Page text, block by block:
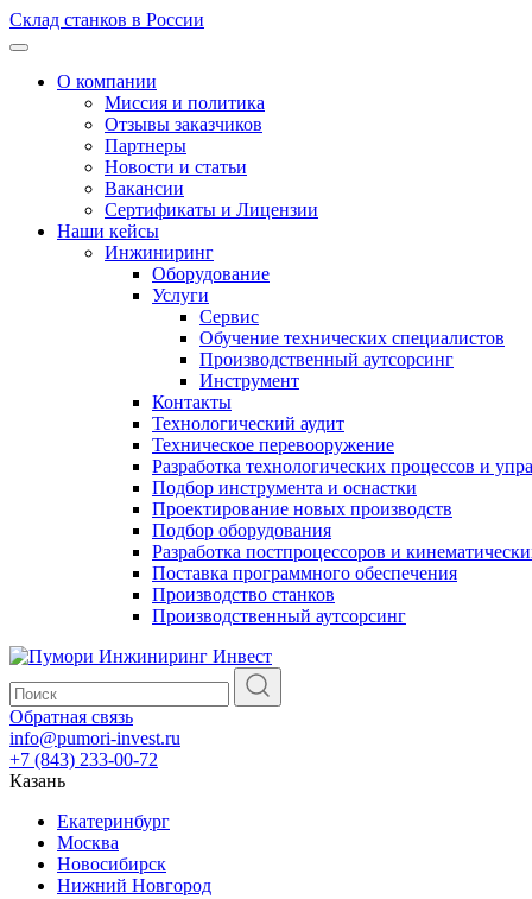
Склад станков в России
О компании
Миссия и политика
Отзывы заказчиков
Партнеры
Новости и статьи
Вакансии
Сертификаты и Лицензии
Наши кейсы
Инжиниринг
Оборудование
Услуги
Сервис
Обучение технических специалистов
Производственный аутсорсинг
Инструмент
Контакты
Технологический аудит
Техническое перевооружение
Разработка технологических процессов и
Подбор инструмента и оснастки
Проектирование новых производств
Подбор оборудования
Разработка постпроцессоров и
Поставка программного обеспечения
Производство станков
Производственный аутсорсинг
Обратная связь
info@pumori-invest.ru
+7 (843) 233-00-72
Казань
Екатеринбург
Москва
Новосибирск
Нижний Новгород